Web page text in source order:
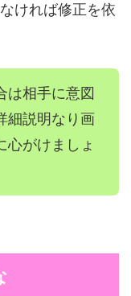
ければ修正を依
は相手に意図
細説明なり画
心がけましょ